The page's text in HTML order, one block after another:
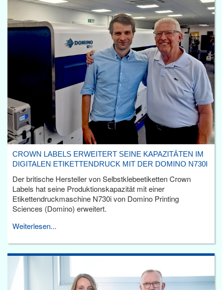
CROWN LABELS ERWEITERT SEINE KAPAZITÄTEN IM
DIGITALEN ETIKETTENDRUCK MIT DER DOMINO N730I
Der britische Hersteller von Selbstklebeetiketten Crown
Labels hat seine Produktionskapazität mit einer
Etikettendruckmaschine N730i von Domino Printing
Sciences (Domino) erweitert.
Weiterlesen...